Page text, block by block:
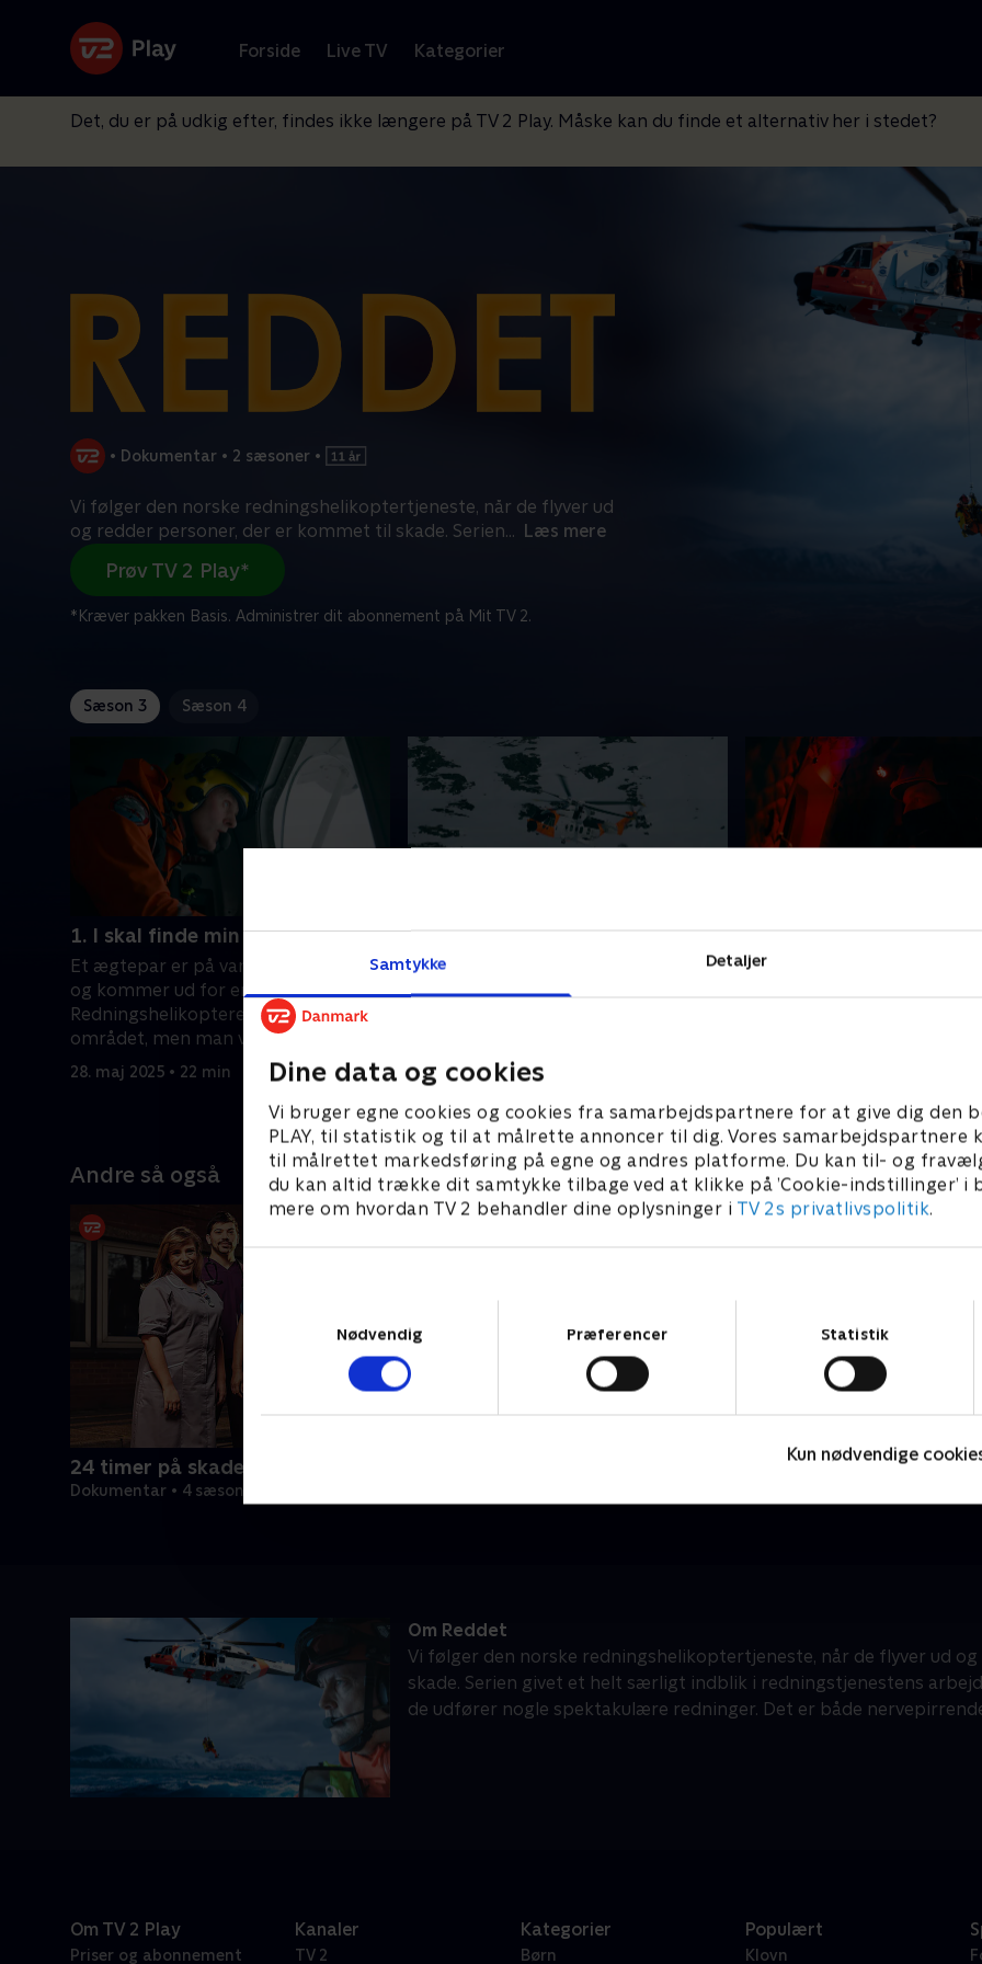
Samtykke Detaljer
Dine data og cookies
Vi bruger egne cookies og cookies fra samarbejdspartnere for at give dig den
PLAY, til statistik og til at målrette annoncer til dig. Vores samarbejdspartnere
til målrettet markedsføring på egne og andres platforme. Du kan til- og
du kan altid trække dit samtykke tilbage ved at klikke på ’Cookie-indstillinger’ i
mere om hvordan TV 2 behandler dine oplysninger i TV 2s privatlivspolitik.
Nødvendig
Præferencer Statistik
Kun nødvendige
Forside Live TV Kategorier
Det, du er på udkig efter, findes ikke længere på TV 2 Play. Måske kan du finde et alternativ her i stedet?
• Dokumentar • 2 sæsoner •
Vi følger den norske redningshelikoptertjeneste, når de flyver ud
og redder personer, der er kommet til skade. Serien... Læs mere
Prøv TV 2 Play*
*Kræver pakken Basis. Administrer dit abonnement på Mit TV 2.
Sæson 3 Sæson 4
1. I skal finde min mand
Et ægtepar er på vandretur på Senja
og kommer ud for en ulykke.
Redningshelikopteren flyver til
området, men man ved ikke, hvor de
skadede er.
28. maj 2025 • 22 min
2. Bevægelse i terrænet
En belgisk kvinde er kommet alvorligt
til skade efter en faldulykke og bliver
28. maj 2025 • 22 min
Trawleren 'Northguider' er
Andre så også
24 timer på skadestuen
Dokumentar • 4 sæsoner
Om Reddet
Vi følger den norske redningshelikoptertjeneste, når de flyver ud
skade. Serien givet et helt særligt indblik i redningstjenestens
de udfører nogle spektakulære redninger. Det er både
Om TV 2 Play
Priser og abonnement
Kanaler
TV 2
Kategorier
Børn
Populært
Klovn